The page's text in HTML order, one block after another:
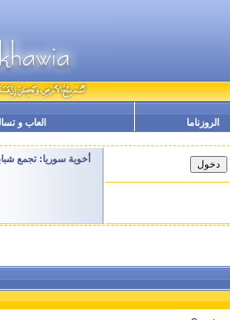
الروزناما العاب و
أخوية سوريا: تجمع